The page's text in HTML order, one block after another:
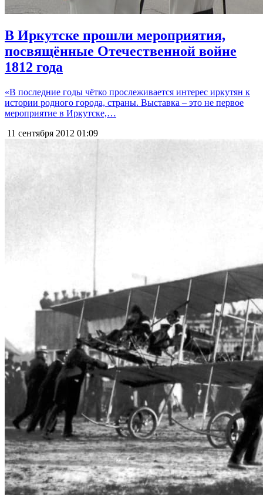
В Иркутске прошли мероприятия,
посвящённые Отечественной войне
1812 года
«В последние годы чётко прослеживается интерес иркутян к
истории родного города, страны. Выставка – это не первое
мероприятие в Иркутске,…
11 сентября 2012 01:09